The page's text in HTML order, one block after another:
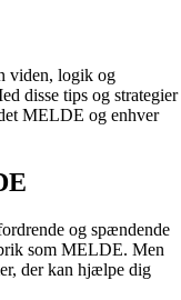
viden, logik og
disse tips og strategier
MELDE og enhver
og spændende
som MELDE. Men
der kan hjælpe dig